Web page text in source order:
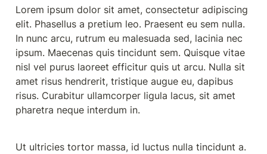
Lorem ipsum dolor sit amet, consectetur adipiscing
elit. Phasellus a pretium leo. Praesent eu sem nulla.
In nunc arcu, rutrum eu malesuada sed, lacinia nec
ipsum. Maecenas quis tincidunt sem. Quisque vitae
nisl vel purus laoreet efficitur quis ut arcu. Nulla sit
amet risus hendrerit, tristique augue eu, dapibus
risus. Curabitur ullamcorper ligula lacus, sit amet
pharetra neque interdum in.
Ut ultricies tortor massa, id luctus nulla tincidunt a.